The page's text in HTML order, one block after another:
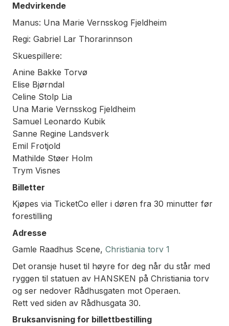
Medvirkende
Manus: Una Marie Vernsskog Fjeldheim
Regi: Gabriel Lar Thorarinnson
Skuespillere:
Anine Bakke Torvø
Elise Bjørndal
Celine Stolp Lia
Una Marie Vernsskog Fjeldheim
Samuel Leonardo Kubik
Sanne Regine Landsverk
Emil Frotjold
Mathilde Støer Holm
Trym Visnes
Billetter
Kjøpes via TicketCo eller i døren fra 30 minutter før
forestilling
Adresse
Gamle Raadhus Scene, Christiania torv 1
Det oransje huset til høyre for deg når du står med
ryggen til statuen av HANSKEN på Christiania torv
og ser nedover Rådhusgaten mot Operaen.
Rett ved siden av Rådhusgata 30.
Bruksanvisning for billettbestilling